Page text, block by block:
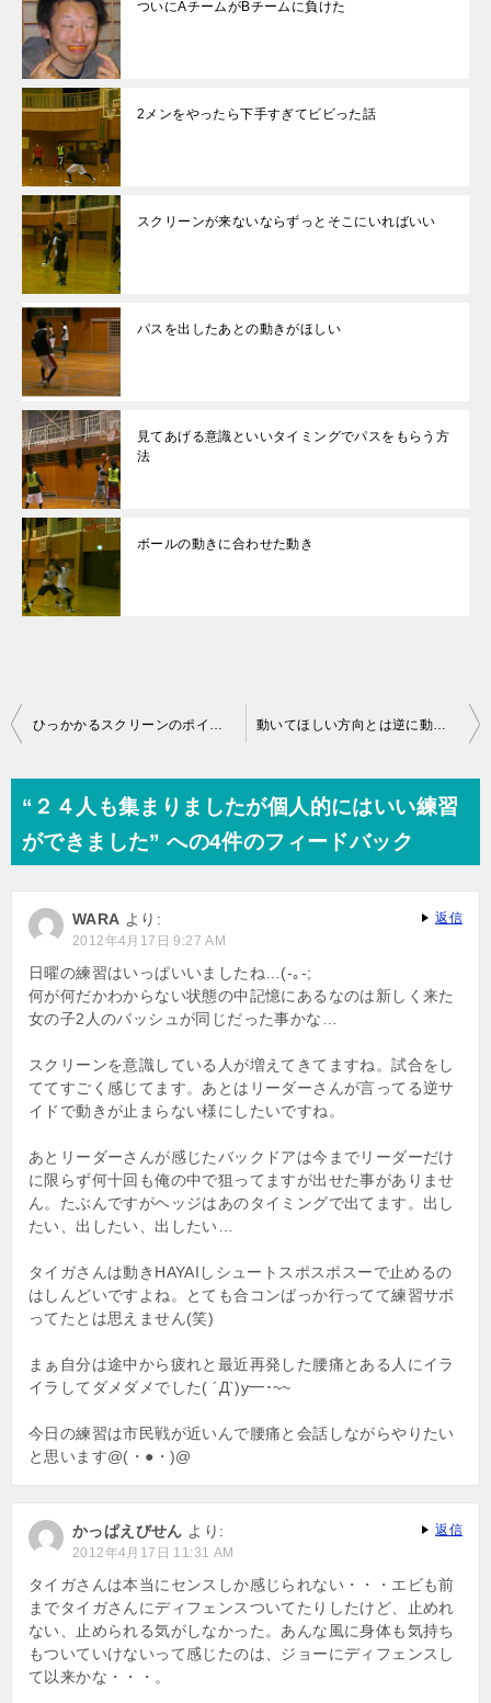
ついにAチームがBチームに負けた
2メンをやったら下手すぎてビビった話
スクリーンが来ないならずっとそこにいればいい
パスを出したあとの動きがほしい
見てあげる意識といいタイミングでパスをもらう方
法
ボールの動きに合わせた動き
投
ゲ
シ
ョ
ン
ひっかかるスクリーンのポイント 動いてほしい方向とは逆に動いてしまう原因
“２４人も集まりましたが個人的にはいい練習
ができました” への4件のフィードバック
WARA より:
2012年4月17日 9:27 AM
日曜の練習はいっぱいいましたね…(-｡-;
何が何だかわからない状態の中記憶にあるなのは新しく来た
女の子2人のバッシュが同じだった事かな…
スクリーンを意識している人が増えてきてますね。試合をし
ててすごく感じてます。あとはリーダーさんが言ってる逆サ
イドで動きが止まらない様にしたいですね。
あとリーダーさんが感じたバックドアは今までリーダーだけ
に限らず何十回も俺の中で狙ってますが出せた事がありませ
ん。たぶんですがヘッジはあのタイミングで出てます。出し
たい、出したい、出したい…
タイガさんは動きHAYAIしシュートスポスポスーで止めるの
はしんどいですよね。とても合コンばっか行ってて練習サボ
ってたとは思えません(笑)
まぁ自分は途中から疲れと最近再発した腰痛とある人にイラ
イラしてダメダメでした( ´Д`)y━･~~
今日の練習は市民戦が近いんで腰痛と会話しながらやりたい
と思います@(・●・)@
返信
かっぱえびせん より:
2012年4月17日 11:31 AM
タイガさんは本当にセンスしか感じられない・・・エビも前
までタイガさんにディフェンスついてたりしたけど、止めれ
ない、止められる気がしなかった。あんな風に身体も気持ち
もついていけないって感じたのは、ジョーにディフェンスし
て以来かな・・・。
返信